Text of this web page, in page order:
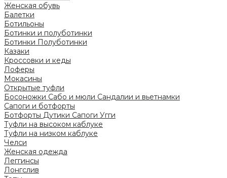
Женская обувь
Балетки
Ботильоны
Ботинки и полуботинки
Ботинки Полуботинки
Казаки
Кроссовки и кеды
Лоферы
Мокасины
Открытые туфли
Босоножки Сабо и мюли Сандалии и вьетнамки
Сапоги и ботфорты
Ботфорты Дутики Сапоги Угги
Туфли на высоком каблуке
Туфли на низком каблуке
Челси
Женская одежда
Леггинсы
Лонгслив